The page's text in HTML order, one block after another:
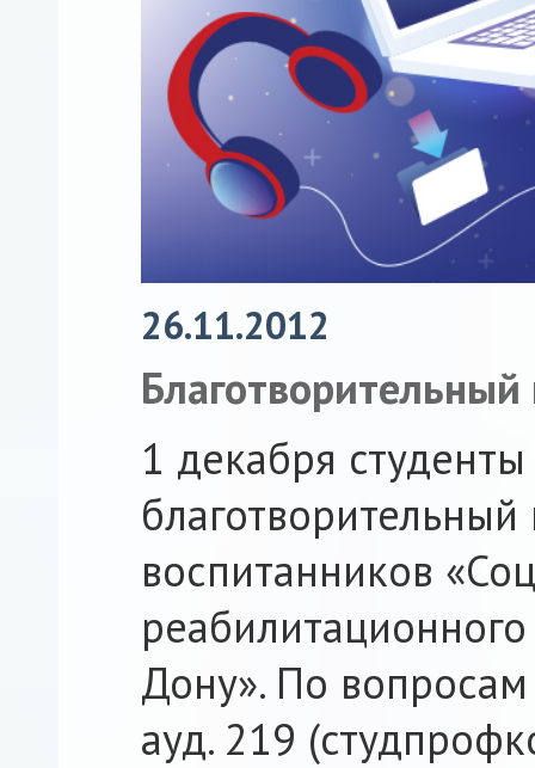
26.11.2012
Благотворительный
1 декабря
воспитанников
Дону». По
ауд. 219